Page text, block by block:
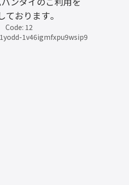
ております。
Code: 12
1v46igmfxpu9wsip9